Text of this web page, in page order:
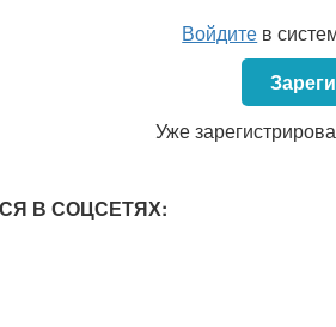
Войдите в
Уже
В СОЦСЕТЯХ: